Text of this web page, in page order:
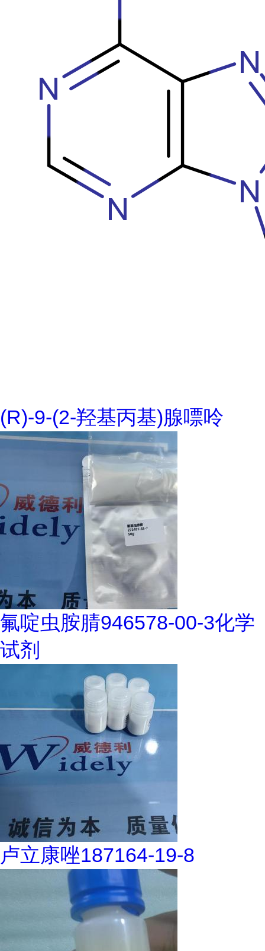
(R)-9-(2-羟基丙基)腺嘌呤
氟啶虫胺腈946578-00-3化学
试剂
卢立康唑187164-19-8